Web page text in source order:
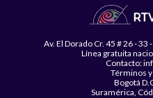
Av. El Dorado Cr. 45 # 26 -
Línea gratuita
Contacto:
Términos
Bogotá
Suramérica,